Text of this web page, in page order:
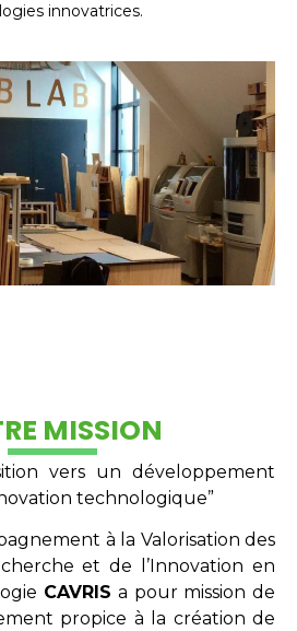
innovatrices.
MISSION
vers un développement
technologique”
à la Valorisation des
et de l’Innovation en
CAVRIS a pour mission de
propice à la création de